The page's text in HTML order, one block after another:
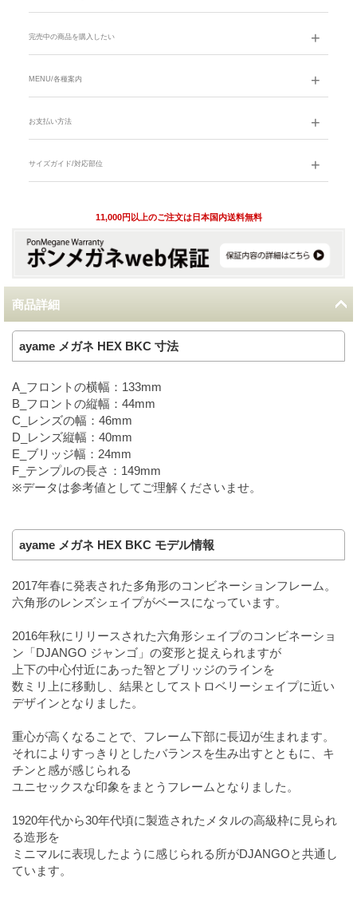
完売中の商品を購入したい
MENU/各種案内
お支払い方法
サイズガイド/対応部位
11,000円以上のご注文は日本国内送料無料
商品詳細
ayame メガネ HEX BKC 寸法
A_フロントの横幅：133mm
B_フロントの縦幅：44mm
C_レンズの幅：46mm
D_レンズ縦幅：40mm
E_ブリッジ幅：24mm
F_テンプルの長さ：149mm
※データは参考値としてご理解くださいませ。
ayame メガネ HEX BKC モデル情報
2017年春に発表された多角形のコンビネーションフレーム。
六角形のレンズシェイプがベースになっています。
2016年秋にリリースされた六角形シェイプのコンビネーショ
ン「DJANGO ジャンゴ」の変形と捉えられますが
上下の中心付近にあった智とブリッジのラインを
数ミリ上に移動し、結果としてストロベリーシェイプに近い
デザインとなりました。
重心が高くなることで、フレーム下部に長辺が生まれます。
それによりすっきりとしたバランスを生み出すとともに、キ
チンと感が感じられる
ユニセックスな印象をまとうフレームとなりました。
1920年代から30年代頃に製造されたメタルの高級枠に見られ
る造形を
ミニマルに表現したように感じられる所がDJANGOと共通し
ています。